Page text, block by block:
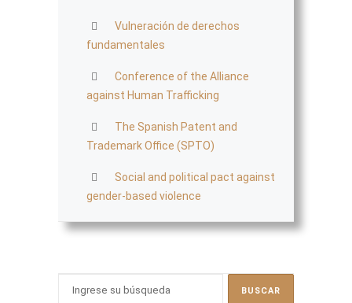
Vulneración de derechos
fundamentales
Conference of the Alliance
against Human Trafficking
The Spanish Patent and
Trademark Office (SPTO)
Social and political pact against
gender-based violence